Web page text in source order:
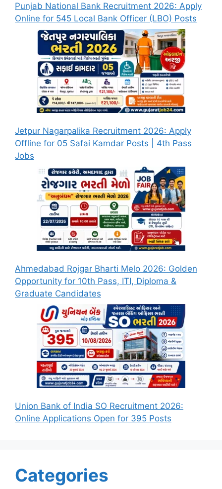
Punjab National Bank Recruitment 2026: Apply
Online for 545 Local Bank Officer (LBO) Posts
Jetpur Nagarpalika Recruitment 2026: Apply
Offline for 05 Safai Kamdar Posts | 4th Pass
Jobs
Ahmedabad Rojgar Bharti Melo 2026: Golden
Opportunity for 10th Pass, ITI, Diploma &
Graduate Candidates
Union Bank of India SO Recruitment 2026:
Online Applications Open for 395 Posts
Categories